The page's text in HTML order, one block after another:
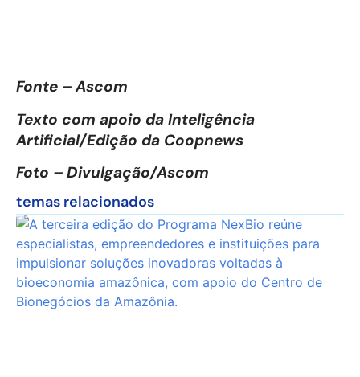
Fonte – Ascom
Texto com apoio da Inteligência
Artificial/Edição da Coopnews
Foto – Divulgação/Ascom
temas relacionados